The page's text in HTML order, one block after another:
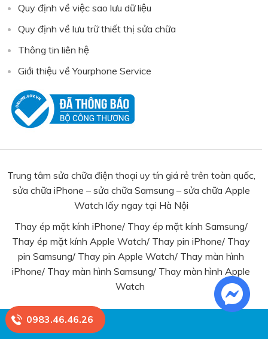
Quy định về việc sao lưu dữ liệu
Quy định về lưu trữ thiết thị sửa chữa
Thông tin liên hệ
Giới thiệu về Yourphone Service
Trung tâm sửa chữa điện thoại uy tín giá rẻ trên toàn quốc,
sửa chữa iPhone – sửa chữa Samsung – sửa chữa Apple
Watch lấy ngay tại Hà Nội
Thay ép mặt kính iPhone/ Thay ép mặt kính Samsung/
Thay ép mặt kính Apple Watch/ Thay pin iPhone/ Thay
pin Samsung/ Thay pin Apple Watch/ Thay màn hình
iPhone/ Thay màn hình Samsung/ Thay màn hình Apple
Watch
0983.46.46.26
© Yourphone Service